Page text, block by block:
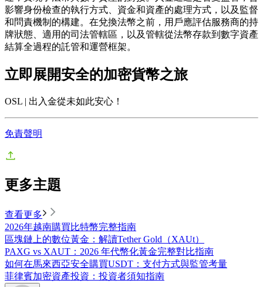
影響身份檢查的執行方式、資金和資產的處理方式，以及監督
和問責機制的構建。在兌換法幣之前，用戶應評估服務商的持
牌狀態、適用的司法管轄區，以及管轄從法幣存款到數字資產
結算全過程的託管和運營框架。
立即展開安全的加密貨幣之旅
OSL | 出入金從未如此安心！
免責聲明
更多主題
查看更多
2026年越南購買比特幣完整指南
區塊鏈上的數位黃金：解讀Tether Gold（XAUt）
PAXG vs XAUT：2026 年代幣化黃金完整對比指南
如何在馬來西亞安全購買USDT：支付方式與監管考量
菲律賓加密資產投資：投資者須知指南